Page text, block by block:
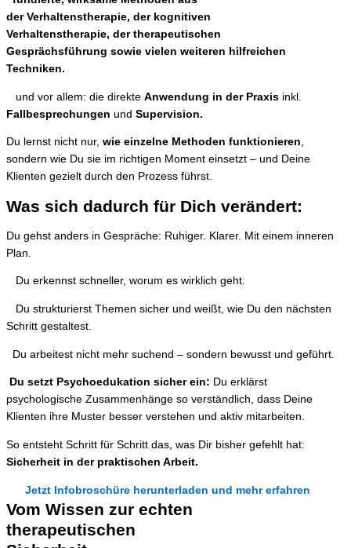
der Verhaltenstherapie, derkognitiven
Verhaltenstherapie, dertherapeutischen
Gesprächsführung sowie vielen weiteren hilfreichen
Techniken.
und vor allem: die direkte Anwendung in der Praxis inkl.
Fallbesprechungen und Supervision.
Du lernst nicht nur, wie einzelne Methoden funktionieren,
sondern wie Du sie im richtigen Moment einsetzt – und Deine
Klienten gezielt durch den Prozess führst.
Was sich dadurch für Dich verändert:
Du gehst anders in Gespräche: Ruhiger. Klarer. Mit einem inneren
Plan.
Du erkennst schneller, worum es wirklich geht.
Du strukturierst Themen sicher und weißt, wie Du den nächsten
Schritt gestaltest.
Du arbeitest nicht mehr suchend – sondern bewusst und geführt.
Du setzt Psychoedukation sicher ein: Du erklärst
psychologische Zusammenhänge so verständlich, dass Deine
Klienten ihre Muster besser verstehen und aktiv mitarbeiten.
So entsteht Schritt für Schritt das, was Dir bisher gefehlt hat:
Sicherheit in der praktischen Arbeit.
Jetzt Infobroschüre herunterladen und mehr erfahren
Vom Wissen zur echten
therapeutischen